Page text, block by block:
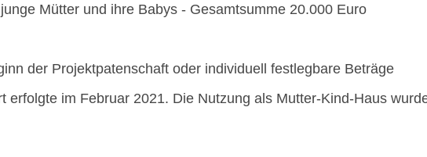
Mütter und ihre Babys - Gesamtsumme 20.000 Euro
der Projektpatenschaft oder individuell festlegbare Beträge
erfolgte im Februar 2021. Die Nutzung als Mutter-Kind-Haus